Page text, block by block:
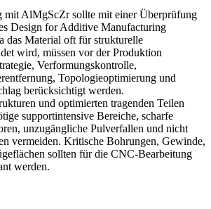
mit AlMgScZr sollte mit einer Überprüfung
Design for Additive Manufacturing
das Material oft für strukturelle
wird, müssen vor der Produktion
Verformungskontrolle,
Topologieoptimierung und
berücksichtigt werden.
und optimierten tragenden Teilen
supportintensive Bereiche, scharfe
unzugängliche Pulverfallen und nicht
vermeiden. Kritische Bohrungen, Gewinde,
sollten für die CNC-Bearbeitung
werden.